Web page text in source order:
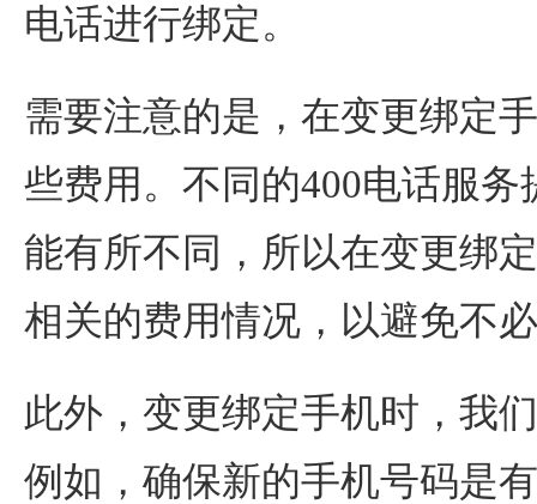
电话进行绑定。
需要注意的是，在变更绑定
些费用。不同的400电话服
能有所不同，所以在变更绑
相关的费用情况，以避免不
此外，变更绑定手机时，我
例如，确保新的手机号码是